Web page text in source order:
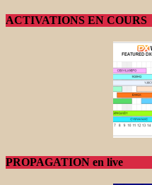
ACTIVATIONS EN COURS
PROPAGATION en live